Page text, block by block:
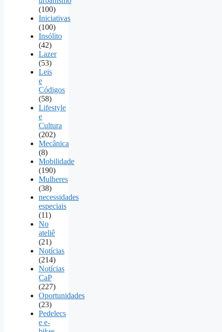
(100)
Iniciativas
(100)
Insólito
(42)
Lazer
(53)
Leis
e
Códigos
(58)
Lifestyle
e
Cultura
(202)
Mecânica
(8)
Mobilidade
(190)
Mulheres
(38)
necessidades
especiais
(11)
No
ateliê
(21)
Notícias
(214)
Notícias
CaP
(227)
Oportunidades
(23)
Pedelecs
e e-